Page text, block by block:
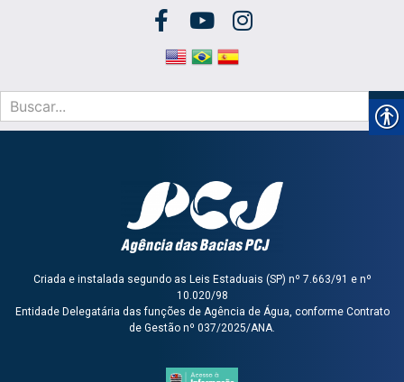
Criada e instalada segundo as Leis Estaduais (SP) nº 7.663/91 e nº
10.020/98
Entidade Delegatária das funções de Agência de Água, conforme Contrato
de Gestão nº 037/2025/ANA.